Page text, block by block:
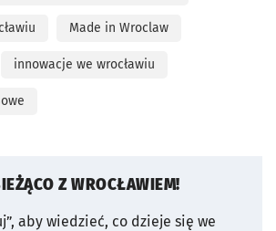
Made in Wroclaw
innowacje we wrocławiu
Z WROCŁAWIEM!
aby wiedzieć, co dzieje się we